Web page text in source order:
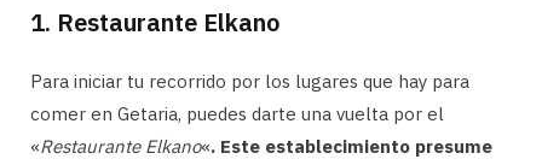
1. Restaurante Elkano
Para iniciar tu recorrido por los lugares que hay para
comer en Getaria, puedes darte una vuelta por el
«Restaurante Elkano«. Este establecimiento presume